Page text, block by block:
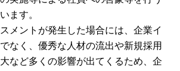
ます。
メントが発生した場合には、企業イ
なく、優秀な人材の流出や新規採用
など多くの影響が出てくるため、企